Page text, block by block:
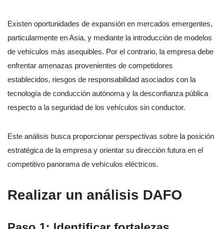
Existen oportunidades de expansión en mercados emergentes,
particularmente en Asia, y mediante la introducción de modelos
de vehículos más asequibles. Por el contrario, la empresa debe
enfrentar amenazas provenientes de competidores
establecidos, riesgos de responsabilidad asociados con la
tecnología de conducción autónoma y la desconfianza pública
respecto a la seguridad de los vehículos sin conductor.
Este análisis busca proporcionar perspectivas sobre la posición
estratégica de la empresa y orientar su dirección futura en el
competitivo panorama de vehículos eléctricos.
Realizar un análisis DAFO